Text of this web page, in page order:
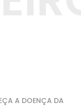
A DOENÇA DA